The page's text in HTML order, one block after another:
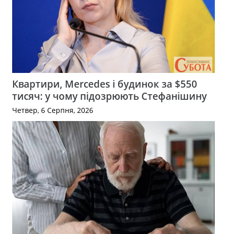
Квартири, Mercedes і будинок за $550
тисяч: у чому підозрюють Стефанішину
Четвер, 6 Серпня, 2026